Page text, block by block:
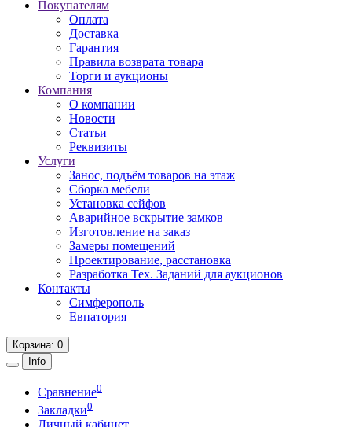
Покупателям
Оплата
Доставка
Гарантия
Правила возврата товара
Торги и аукционы
Компания
О компании
Новости
Статьи
Реквизиты
Услуги
Занос, подъём товаров на этаж
Сборка мебели
Установка сейфов
Аварийное вскрытие замков
Изготовление на заказ
Замеры помещений
Проектирование, расстановка
Разработка Тех. Заданий для аукционов
Контакты
Симферополь
Евпатория
Корзина: 0
Info
Сравнение0
Закладки0
Личный кабинет